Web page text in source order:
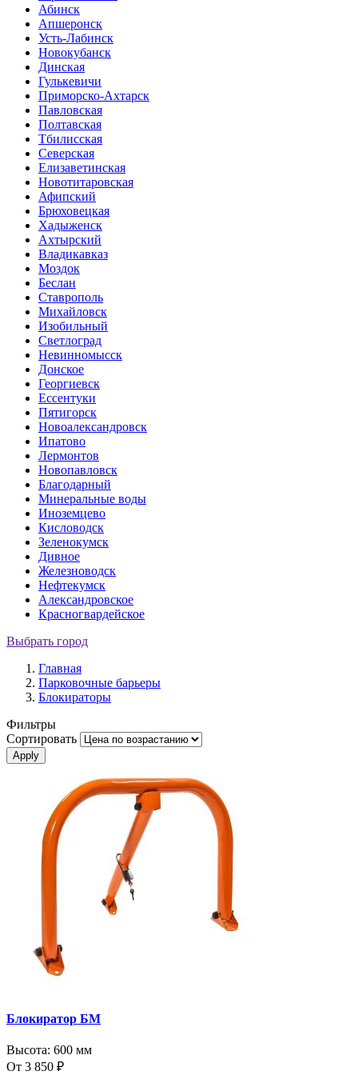
Абинск
Апшеронск
Усть-Лабинск
Новокубанск
Динская
Гулькевичи
Приморско-Ахтарск
Павловская
Полтавская
Тбилисская
Северская
Елизаветинская
Новотитаровская
Афипский
Брюховецкая
Хадыженск
Ахтырский
Владикавказ
Моздок
Беслан
Ставрополь
Михайловск
Изобильный
Светлоград
Невинномысск
Донское
Георгиевск
Ессентуки
Пятигорск
Новоалександровск
Ипатово
Лермонтов
Новопавловск
Благодарный
Минеральные воды
Иноземцево
Кисловодск
Зеленокумск
Дивное
Железноводск
Нефтекумск
Александровское
Красногвардейское
Выбрать город
Главная
Парковочные барьеры
Блокираторы
Фильтры
Сортировать
Блокиратор БМ
Высота: 600 мм
От 3 850 ₽